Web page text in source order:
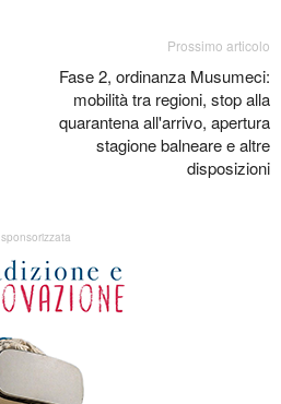
Prossimo articolo
Fase 2, ordinanza Musumeci:
mobilità tra regioni, stop alla
quarantena all'arrivo, apertura
stagione balneare e altre
disposizioni
sponsorizzata